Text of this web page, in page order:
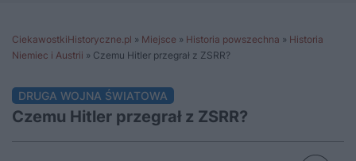
CiekawostkiHistoryczne.pl » Miejsce » Historia powszechna » Historia
Niemiec i Austrii » Czemu Hitler przegrał z ZSRR?
DRUGA WOJNA ŚWIATOWA
Czemu Hitler przegrał z ZSRR?